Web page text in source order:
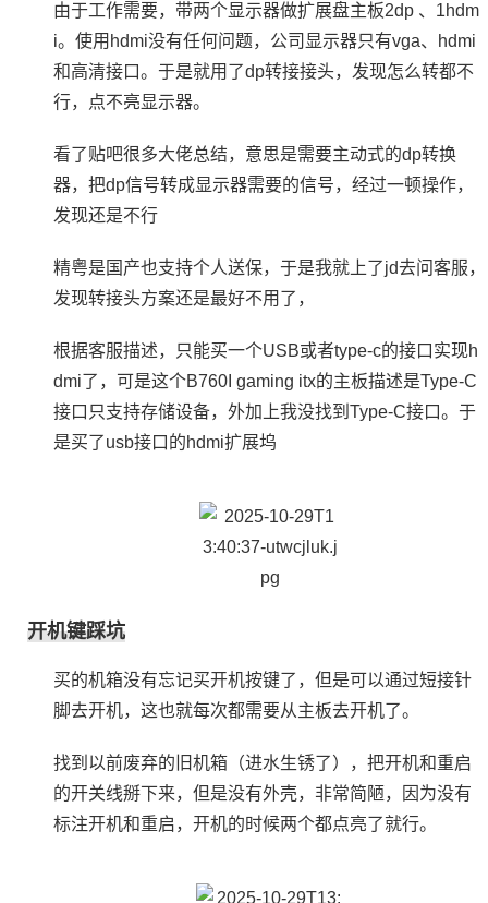
由于工作需要，带两个显示器做扩展盘主板2dp 、1hdm
i。使用hdmi没有任何问题，公司显示器只有vga、hdmi
和高清接口。于是就用了dp转接接头，发现怎么转都不
行，点不亮显示器。
看了贴吧很多大佬总结，意思是需要主动式的dp转换
器，把dp信号转成显示器需要的信号，经过一顿操作，
发现还是不行
精粤是国产也支持个人送保，于是我就上了jd去问客服，
发现转接头方案还是最好不用了，
根据客服描述，只能买一个USB或者type-c的接口实现h
dmi了，可是这个B760I gaming itx的主板描述是Type-C
接口只支持存储设备，外加上我没找到Type-C接口。于
是买了usb接口的hdmi扩展坞
开机键踩坑
买的机箱没有忘记买开机按键了，但是可以通过短接针
脚去开机，这也就每次都需要从主板去开机了。
找到以前废弃的旧机箱（进水生锈了），把开机和重启
的开关线掰下来，但是没有外壳，非常简陋，因为没有
标注开机和重启，开机的时候两个都点亮了就行。